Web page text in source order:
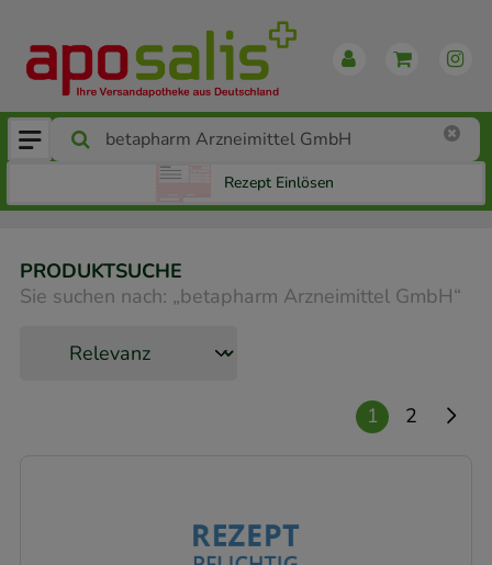
Rezept Einlösen
PRODUKTSUCHE
Sie suchen nach: „betapharm Arzneimittel GmbH“
1 2